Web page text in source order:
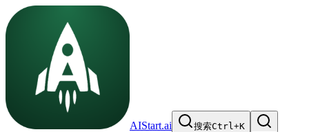
AIStart.ai 搜索Ctrl+K